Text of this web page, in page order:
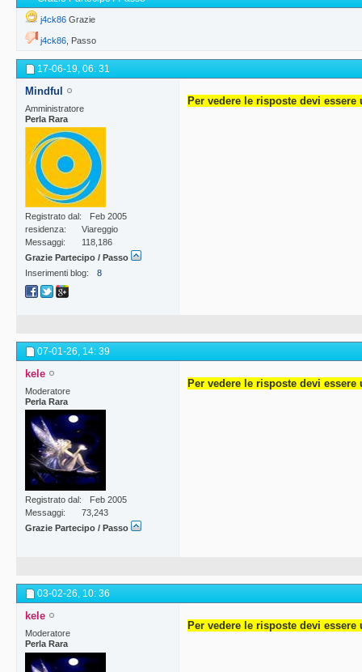
j4ck86 Grazie
j4ck86 Passo
17-06-19, 06: 31
Mindful
Amministratore
Perla Rara
Registrato dal
Feb 2005
residenza
Viareggio
Messaggi
118,186
Grazie Partecipo / Passo
Inserimenti blog
8
Per vedere le risposte devi essere
07-01-26, 14: 39
kele
Moderatore
Perla Rara
Registrato dal
Feb 2005
Messaggi
73,243
Grazie Partecipo / Passo
Per vedere le risposte devi
03-02-26, 10: 36
kele
Moderatore
Perla Rara
Per vedere le risposte devi